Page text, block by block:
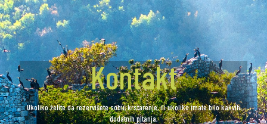
Kontakt
Ukoliko želite da rezervišete sobu, krstarenje, ili ukoliko imate bilo kakvih
dodatnih pitanja,